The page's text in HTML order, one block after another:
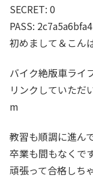
SECRET: 0
PASS:
初めまして＆こん
バイク絶版車ライ
リンクしていただ
m
教習も順調に進ん
卒業も間もなくで
頑張って合格し